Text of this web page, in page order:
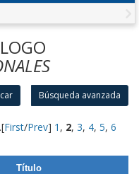
Búsqueda avanzada
[First/Prev] 1 , 2, 3, 4, 5, 6
Título